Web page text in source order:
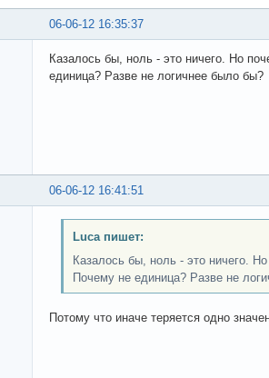
06-06-12 16:35:37
Казалось бы, ноль - это ничего. Но
единица? Разве не логичнее было бы?
06-06-12 16:41:51
Luca пишет:
Казалось бы, ноль - это ничего.
Почему не единица? Разве не
Потому что иначе теряется одно